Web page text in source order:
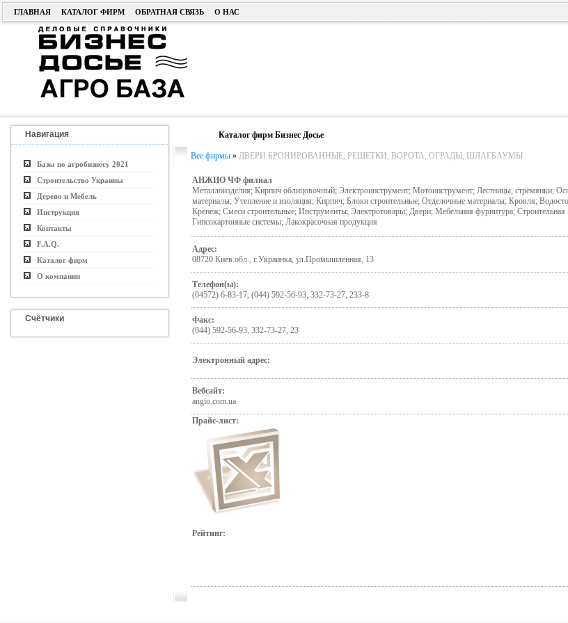
ГЛАВНАЯ КАТАЛОГ ФИРМ ОБРАТНАЯ СВЯЗЬ О НАС
Навигация
Базы по агробизнесу 2021
Строительство Украины
Дерево и Мебель
Инструкция
Контакты
F.A.Q.
Каталог фирм
О компании
Счётчики
Каталог фирм Бизнес Досье
Все фирмы» ДВЕРИ БРОНИРОВАННЫЕ, РЕШЕТКИ, ВОРОТА, ОГРАДЫ, ШЛАГБАУМЫ
АНЖИО ЧФ филиал
Металлоизделия; Кирпич облицовочный; Электроинструмент; Мотоинструмент; Лестницы, стремянки;
материалы; Утепление и изоляция; Кирпич; Блоки строительные; Отделочные материалы; Кровля;
Крепеж; Смеси строительные; Инструменты; Электротовары; Двери; Мебельная фурнитура;
Гипсокартонные системы; Лакокрасочная продукция
Адрес:
08720 Киев.обл., г.Украинка, ул.Промышленная, 13
Телефон(ы):
(04572) 6-83-17, (044) 592-56-93, 332-73-27, 233-8
Факс:
(044) 592-56-93, 332-73-27, 23
Электронный адрес:
Вебсайт:
angio.com.ua
Прайс-лист:
Рейтинг: